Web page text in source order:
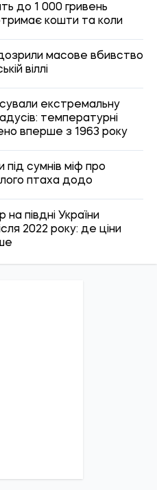
2022 року: де ціни